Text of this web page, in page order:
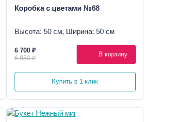
Коробка с цветами №68
Высота: 50 см, Ширина: 50 см
6 700 ₽
6 850 ₽
В корзину
Купить в 1 клик